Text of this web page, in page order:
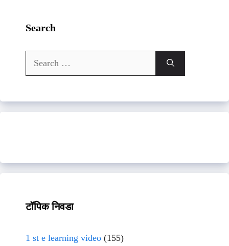
Search
Search
for:
टॉपिक निवडा
1 st e learning video (155)